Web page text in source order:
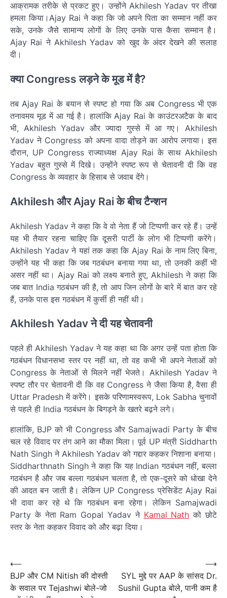
आक्रामक तरीके से प्रकट हुए। उन्होंने Akhilesh Yadav पर तीखा
हमला किया।Ajay Rai ने कहा कि जो अपने पिता का सम्मान नहीं कर
सके, उनके जैसे सामान्य लोगों के लिए उनके पास कैसा सम्मान है।
Ajay Rai ने Akhilesh Yadav को खुद के अंदर देखने की सलाह
दी।
क्या Congress लड़ने के मूड में है?
तब Ajay Rai के बयान से स्पष्ट हो गया कि अब Congress भी एक
तनावमय मूड में आ गई है। हालांकि Ajay Rai के काउंटरअटैक के बाद
भी, Akhilesh Yadav और ज्यादा गुस्से में आ गए। Akhilesh
Yadav ने Congress को अपना वादा तोड़ने का आरोप लगाया। इस
दौरान, UP Congress राज्याध्यक्ष Ajay Rai के साथ Akhilesh
Yadav बहुत गुस्से में दिखे। उन्होंने स्पष्ट रूप से चेतावनी दी कि वह
Congress के व्यवहार के हिसाब से जवाब देंगे।
Akhilesh और Ajay Rai के बीच टैन्शन
Akhilesh Yadav ने कहा कि वे वो नेता हैं जो टिप्पणी कर रहे हैं। उन्हें
यह भी तैयार रहना चाहिए कि दूसरी पार्टी के लोग भी टिप्पणी करेंगे।
Akhilesh Yadav ने यहां तक कहा कि Ajay Rai के नाम लिए बिना,
उन्होंने यह भी कहा कि जब गठबंधन बनाया गया था, तो उनकी कहीं भी
असर नहीं था। Ajay Rai को लक्ष्य बनाते हुए, Akhilesh ने कहा कि
जब बात India गठबंधन की है, तो आप जिन लोगों के बारे में बात कर रहे
हैं, उनके पास इस गठबंधन में कुर्सी ही नहीं थी।
Akhilesh Yadav ने दी यह चेतावनी
पहले ही Akhilesh Yadav ने यह कहा था कि अगर उन्हें पता होता कि
गठबंधन विधानसभा स्तर पर नहीं था, तो वह कभी भी अपने नेताओं को
Congress के नेताओं से मिलने नहीं भेजते। Akhilesh Yadav ने
स्पष्ट तौर पर चेतावनी दी कि वह Congress ने जैसा किया है, वैसा ही
Uttar Pradesh में करेंगे। इसके परिणामस्वरूप, Lok Sabha चुनावों
से पहले ही India गठबंधन के बिगड़ने के खतरे बढ़ने लगे।
हालांकि, BJP को भी Congress और Samajwadi Party के बीच
चल रहे विवाद पर तंग आने का मौका मिला। पूर्व UP मंत्री Siddharth
Nath Singh ने Akhilesh Yadav को गद्दार कहकर निशाना बनाया।
Siddharthnath Singh ने कहा कि यह Indian गठबंधन नहीं, बल्ला
गठबंधन है और जब बल्ला गठबंधन चलता है, तो एक-दूसरे को धोखा देने
की आदत बन जाती है। लेकिन UP Congress प्रेसिडेंट Ajay Rai
भी दावा कर रहे थे कि गठबंधन बना रहेगा। लेकिन Samajwadi
Party के नेता Ram Gopal Yadav ने Kamal Nath को छोटे
स्तर के नेता कहकर विवाद को और बढ़ा दिया।
नेविगेशन
Post
navigation
⟵
BJP और CM Nitish की दोस्ती
के सवाल पर Tejashwi बोले-जो
SYL मुद्दे पर AAP के सांसद Dr.
Sushil Gupta बोले, पानी कम है
⟶